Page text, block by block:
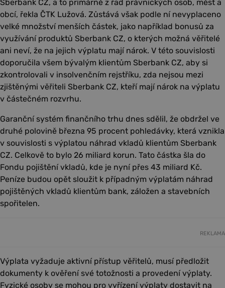
Sberbank CZ, a to primárně z řad právnických osob, měst a
obcí, řekla ČTK Lužová. Zůstává však podle ní nevyplaceno
velké množství menších částek, jako například bonusů za
využívání produktů Sberbank CZ, o kterých možná věřitelé
ani neví, že na jejich výplatu mají nárok. V této souvislosti
doporučila všem bývalým klientům Sberbank CZ, aby si
zkontrolovali v insolvenčním rejstříku, zda nejsou mezi
zjištěnými věřiteli Sberbank CZ, kteří mají nárok na výplatu
v částečném rozvrhu.
Garanční systém finančního trhu dnes sdělil, že obdržel ve
druhé polovině března 95 procent pohledávky, která vznikla
v souvislosti s výplatou náhrad vkladů klientům Sberbank
CZ. Celkově to bylo 26 miliard korun. Tato částka šla do
Fondu pojištění vkladů, kde je nyní přes 43 miliard Kč.
Peníze budou opět sloužit k případným výplatám náhrad
pojištěných vkladů klientům bank, záložen a stavebních
spořitelen.
REKLAMA
Výplata vyžaduje aktivní přístup věřitelů, musí předložit
dokumenty k ověření své totožnosti a provedení výplaty.
Fyzické osoby se mohou pro vyřízení výplaty dostavit na